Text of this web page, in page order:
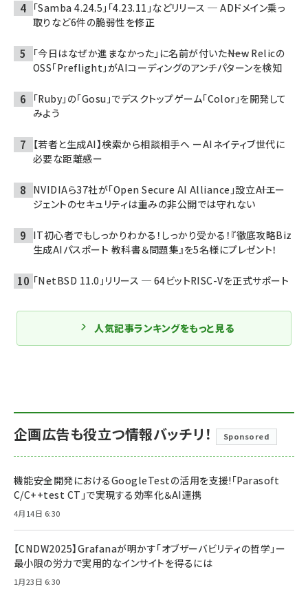
「Samba 4.24.5」「4.23.11」などリリース ─ ADドメイン乗っ
取りなど6件の脆弱性を修正
「今日はなぜか進まなかった」に名前が付いた――New Relicの
OSS「Preflight」がAIコーディングのアンチパターンを検知
「Ruby」の「Gosu」でデスクトップゲーム「Color」を開発して
みよう
【若者と生成AI】検索から相談相手へ ーAIネイティブ世代に
必要な距離感ー
NVIDIAら37社が「Open Secure AI Alliance」設立――AIエー
ジェントのセキュリティは重みの非公開では守れない
IT初心者でもしっかりわかる！しっかり受かる！『徹底攻略Biz
生成AIパスポート 教科書＆問題集』を5名様にプレゼント！
「NetBSD 11.0」リリース ─ 64ビットRISC-Vを正式サポート
人気記事ランキングをもっと見る
企画広告も役立つ情報バッチリ！ Sponsored
機能安全開発におけるGoogleTestの活用を支援!「Parasoft
C/C++test CT」で実現する効率化＆AI連携
4月14日 6:30
【CNDW2025】Grafanaが明かす「オブザーバビリティの哲学」ー
最小限の労力で実用的なインサイトを得るには
1月23日 6:30